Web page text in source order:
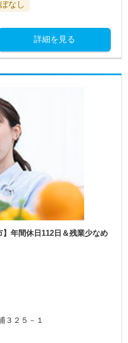
なし
詳細を見る
】年間休日112日＆残業少なめ
３２５－１